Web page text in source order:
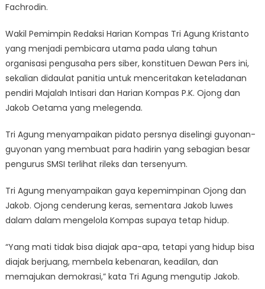
Fachrodin.
Wakil Pemimpin Redaksi Harian Kompas Tri Agung Kristanto
yang menjadi pembicara utama pada ulang tahun
organisasi pengusaha pers siber, konstituen Dewan Pers ini,
sekalian didaulat panitia untuk menceritakan keteladanan
pendiri Majalah Intisari dan Harian Kompas P.K. Ojong dan
Jakob Oetama yang melegenda.
Tri Agung menyampaikan pidato persnya diselingi guyonan-
guyonan yang membuat para hadirin yang sebagian besar
pengurus SMSI terlihat rileks dan tersenyum.
Tri Agung menyampaikan gaya kepemimpinan Ojong dan
Jakob. Ojong cenderung keras, sementara Jakob luwes
dalam dalam mengelola Kompas supaya tetap hidup.
“Yang mati tidak bisa diajak apa-apa, tetapi yang hidup bisa
diajak berjuang, membela kebenaran, keadilan, dan
memajukan demokrasi,” kata Tri Agung mengutip Jakob.